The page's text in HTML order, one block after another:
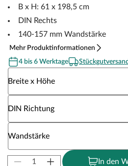
B x H: 61 x 198,5 cm
DIN Rechts
140-157 mm Wandstärke
Mehr Produktinformationen
4 bis 6 Werktage
Stückgutversand
Breite x Höhe
DIN Richtung
Wandstärke
In den